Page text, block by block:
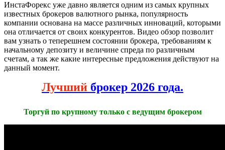
ИнстаФорекс уже давно является одним из самых крупных
известных брокеров валютного рынка, популярность
компании основана на массе различных инноваций, которыми
она отличается от своих конкурентов. Видео обзор позволит
вам узнать о теперешнем состоянии брокера, требованиям к
начальному депозиту и величине спреда по различным
счетам, а так же какие интересные предложения действуют на
данный момент.
Лучший брокер 2026 года.
Торгуй по крупному только с ведущим брокером